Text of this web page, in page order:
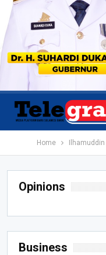
Home Ilhamuddin
Opinions
Business